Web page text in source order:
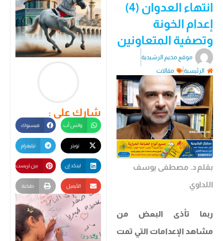
انتهاء العدوان (4)
إعدام الخونة
وتصفية المتعاونين
موقع مخيم الرشيدية
الرئيسية
مقالات
بقلم د. مصطفى يوسف
اللداوي
ربما تأذى البعض من
مشاهد الإعدامات التي تمت
شارك على :
واتس أب فيسبوك
تيليغرام
لينكد إن بين تريست
الأيميل طباعة